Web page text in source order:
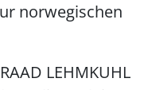
norwegischen
LEHMKUHL